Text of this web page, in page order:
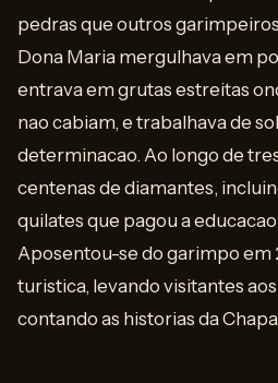
pedras que outros
Dona Maria mergulhava em
entrava em grutas estreitas
nao cabiam, e trabalhava de
determinacao. Ao longo de
centenas de diamantes,
quilates que pagou a
Aposentou-se do garimpo em
turistica, levando visitantes
contando as historias da